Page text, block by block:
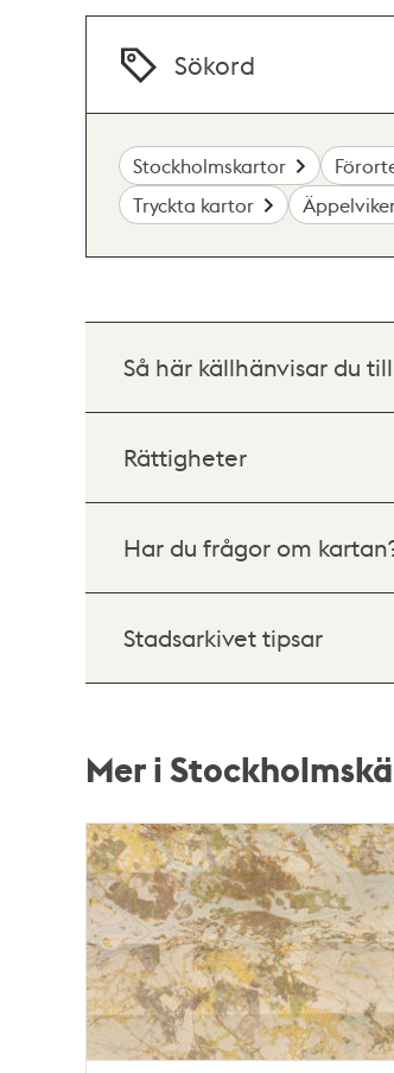
Sökord
Stockholmskartor
Tryckta kartor
Så här källhänvisar du
Rättigheter
Har du frågor om
Stadsarkivet tipsar
Mer i
Relaterade
poster
och
teman